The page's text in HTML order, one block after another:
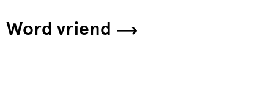
Word vriend